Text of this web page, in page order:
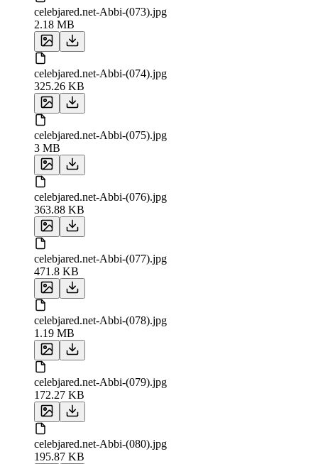
celebjared.net-Abbi-(073).jpg
2.18 MB
celebjared.net-Abbi-(074).jpg
325.26 KB
celebjared.net-Abbi-(075).jpg
3 MB
celebjared.net-Abbi-(076).jpg
363.88 KB
celebjared.net-Abbi-(077).jpg
471.8 KB
celebjared.net-Abbi-(078).jpg
1.19 MB
celebjared.net-Abbi-(079).jpg
172.27 KB
celebjared.net-Abbi-(080).jpg
195.87 KB